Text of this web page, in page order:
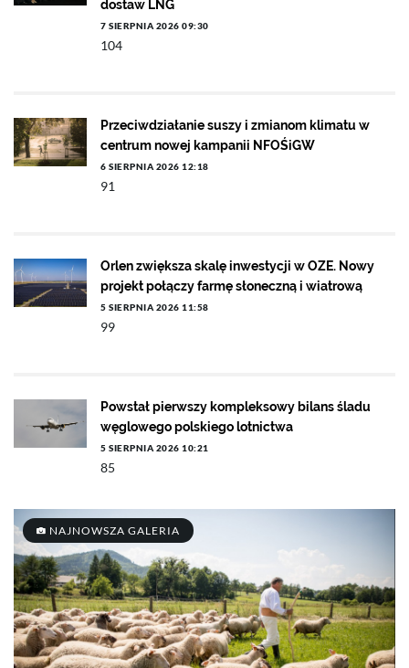
dostaw LNG
7 SIERPNIA 2026 09:30
104
Przeciwdziałanie suszy i zmianom klimatu w
centrum nowej kampanii NFOŚiGW
6 SIERPNIA 2026 12:18
91
Orlen zwiększa skalę inwestycji w OZE. Nowy
projekt połączy farmę słoneczną i wiatrową
5 SIERPNIA 2026 11:58
99
Powstał pierwszy kompleksowy bilans śladu
węglowego polskiego lotnictwa
5 SIERPNIA 2026 10:21
85
NAJNOWSZA GALERIA